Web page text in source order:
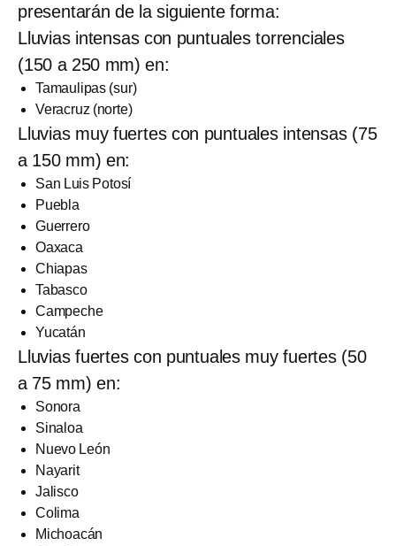
presentarán de la siguiente forma:
Lluvias intensas con puntuales torrenciales
(150 a 250 mm) en:
Tamaulipas (sur)
Veracruz (norte)
Lluvias muy fuertes con puntuales intensas (75
a 150 mm) en:
San Luis Potosí
Puebla
Guerrero
Oaxaca
Chiapas
Tabasco
Campeche
Yucatán
Lluvias fuertes con puntuales muy fuertes (50
a 75 mm) en:
Sonora
Sinaloa
Nuevo León
Nayarit
Jalisco
Colima
Michoacán